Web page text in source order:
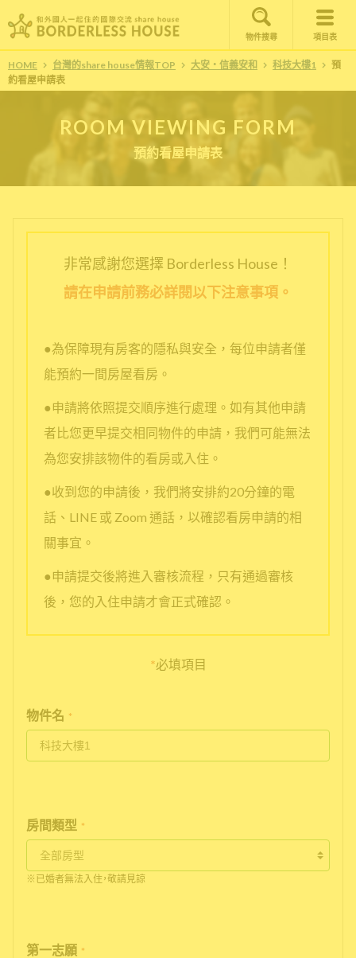
物件搜尋 項目表
HOME 台灣的share house情報TOP 大安・信義安和 科技大樓1
預
約看屋申請表
ROOM VIEWING FORM
預約看屋申請表
非常感謝您選擇 Borderless House！
請在申請前務必詳閱以下注意事項。
●為保障現有房客的隱私與安全，每位申請者僅
能預約一間房屋看房。
●申請將依照提交順序進行處理。如有其他申請
者比您更早提交相同物件的申請，我們可能無法
為您安排該物件的看房或入住。
●收到您的申請後，我們將安排約20分鐘的電
話、LINE 或 Zoom 通話，以確認看房申請的相
關事宜。
●申請提交後將進入審核流程，只有通過審核
後，您的入住申請才會正式確認。
*必填項目
物件名 *
房間類型 *
※已婚者無法入住，敬請見諒
第一志願 *